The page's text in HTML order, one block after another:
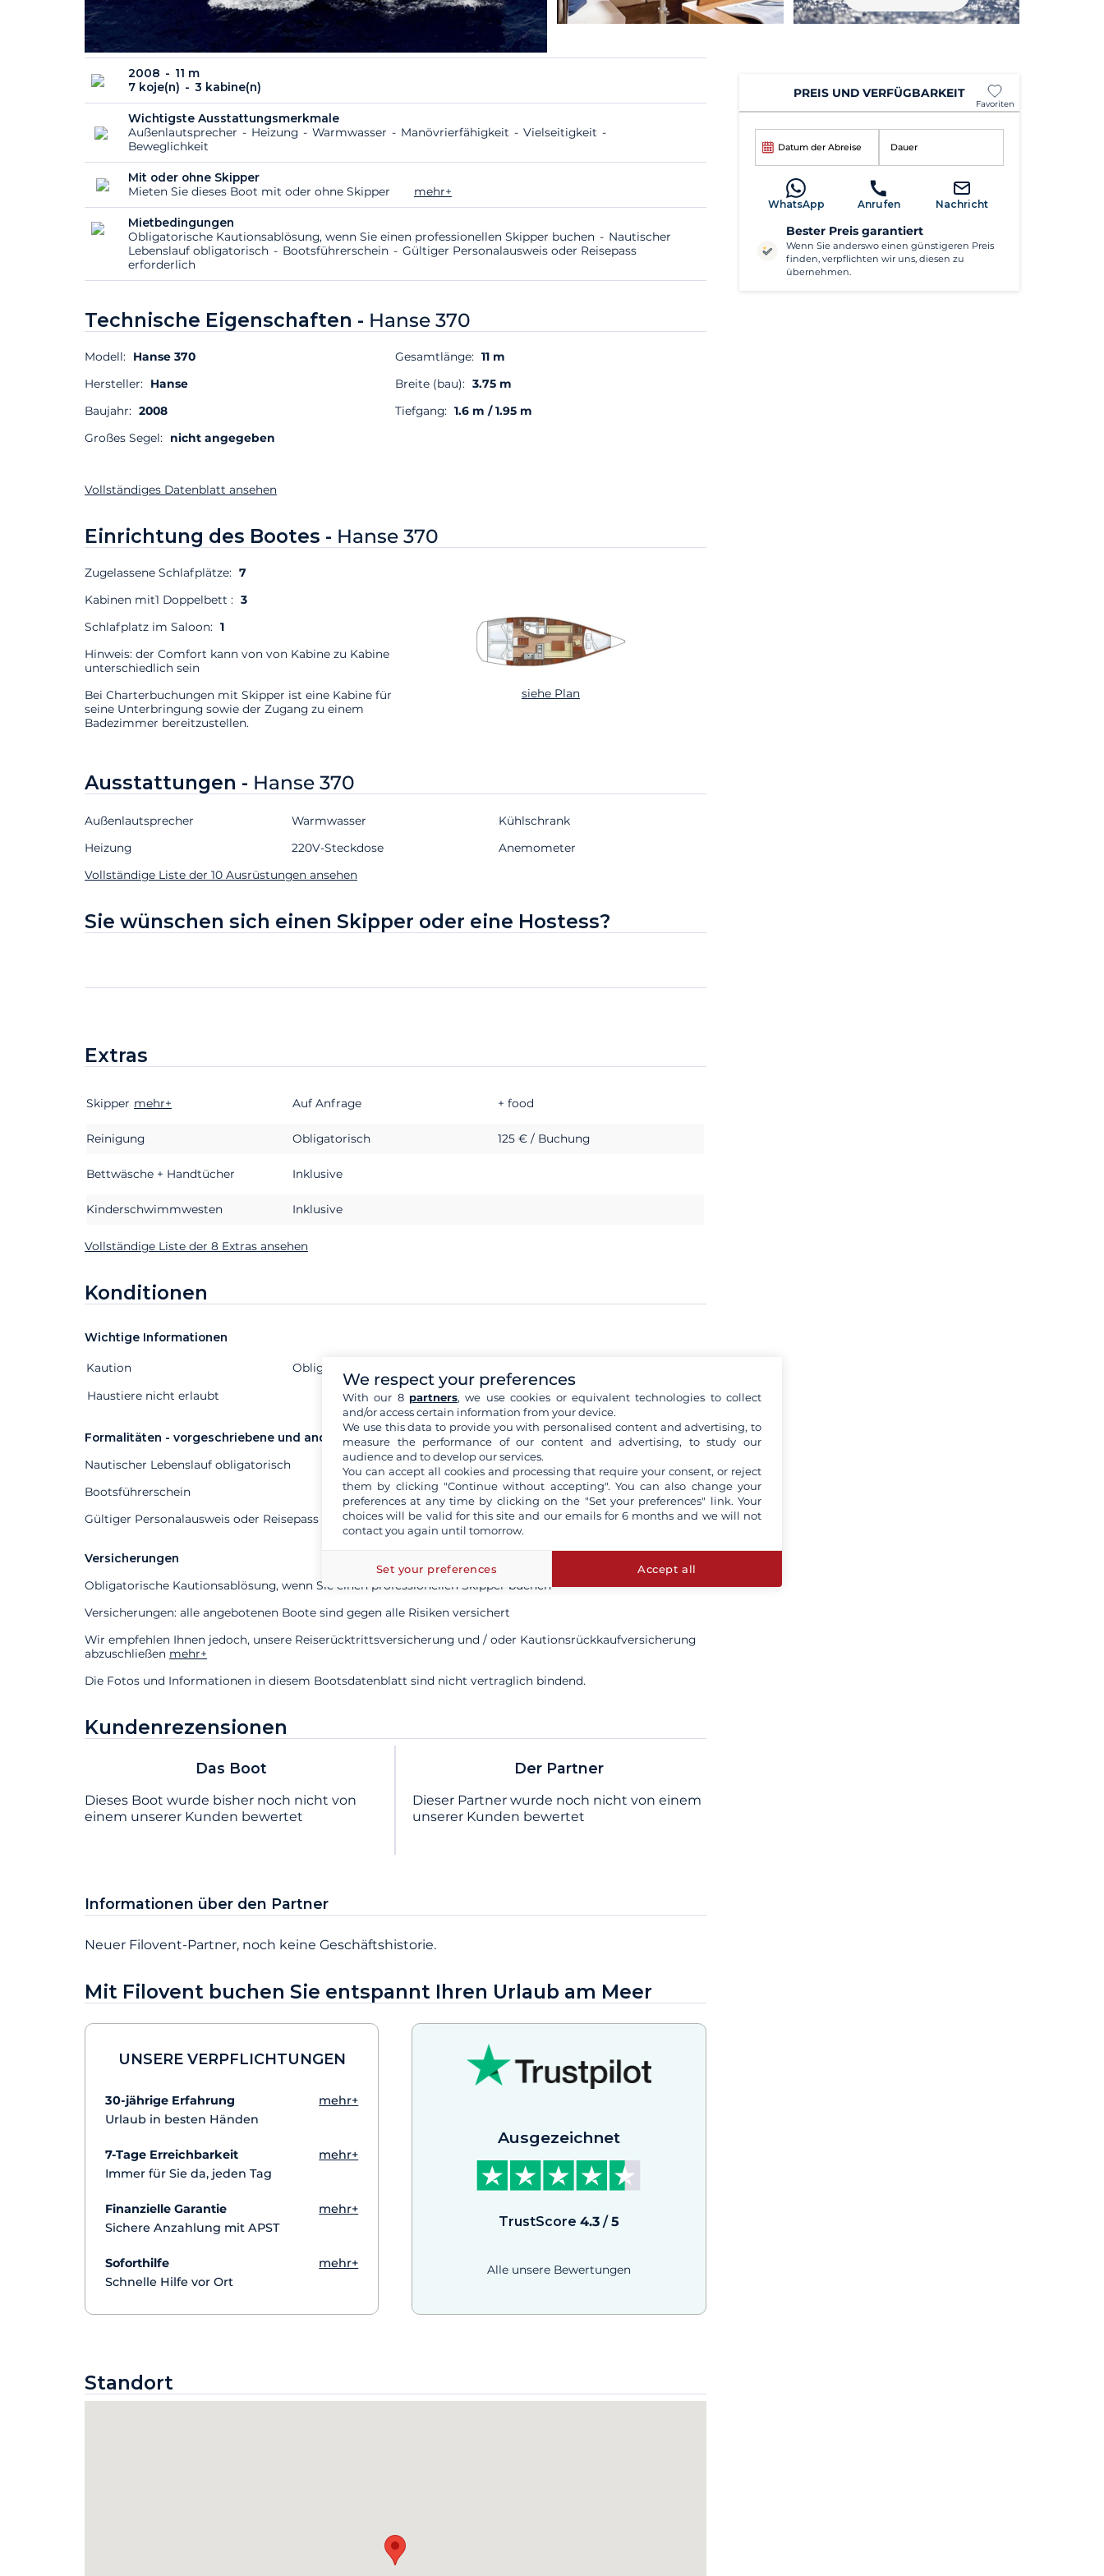
2008
11 m
7 koje(n)
3 kabine(n)
Wichtigste Ausstattungsmerkmale
Außenlautsprecher
Heizung Warmwasser Manövrierfähigkeit
Vielseitigkeit
Beweglichkeit
Mit oder ohne Skipper
Mieten Sie dieses Boot mit oder ohne Skipper
mehr+
Mietbedingungen
Obligatorische Kautionsablösung, wenn Sie einen professionellen Skipper buchen
Nautischer
Lebenslauf obligatorisch
Bootsführerschein
Gültiger Personalausweis oder Reisepass
erforderlich
Technische Eigenschaften - Hanse 370
Modell: Hanse 370
Hersteller: Hanse
Baujahr: 2008
Großes Segel: nicht angegeben
Gesamtlänge: 11 m
Breite (bau): 3.75 m
Tiefgang: 1.6 m / 1.95 m
Vollständiges Datenblatt ansehen
Einrichtung des Bootes - Hanse 370
Zugelassene Schlafplätze: 7
Kabinen mit1 Doppelbett : 3
Schlafplatz im Saloon: 1
Hinweis: der Comfort kann von von Kabine zu Kabine
unterschiedlich sein
Bei Charterbuchungen mit Skipper ist eine Kabine für
seine Unterbringung sowie der Zugang zu einem
Badezimmer bereitzustellen.
siehe Plan
Ausstattungen - Hanse 370
Außenlautsprecher
Heizung
Warmwasser
220V-Steckdose
Kühlschrank
Anemometer
Vollständige Liste der 10 Ausrüstungen ansehen
Sie wünschen sich einen Skipper oder eine Hostess?
Extras
Extras Status Preis
Skipper mehr+ Auf Anfrage + food
Reinigung Obligatorisch 125 € / Buchung
Bettwäsche + Handtücher Inklusive
Kinderschwimmwesten Inklusive
Vollständige Liste der 8 Extras ansehen
Konditionen
Wichtige Informationen
Extras Status
Kaution Obligatorisch
Haustiere nicht erlaubt
Formalitäten - vorgeschriebene und andere Dokumente
Nautischer Lebenslauf obligatorisch
Bootsführerschein
Gültiger Personalausweis oder Reisepass erforderlich
Versicherungen
Obligatorische Kautionsablösung, wenn Sie einen professionellen Skipper buchen
Versicherungen: alle angebotenen Boote sind gegen alle Risiken versichert
Wir empfehlen Ihnen jedoch, unsere Reiserücktrittsversicherung und / oder Kautionsrückkaufversicherung
abzuschließen mehr+
Die Fotos und Informationen in diesem Bootsdatenblatt sind nicht vertraglich bindend.
Kundenrezensionen
Das Boot
Dieses Boot wurde bisher noch nicht von
einem unserer Kunden bewertet
Der Partner
Dieser Partner wurde noch nicht von einem
unserer Kunden bewertet
Informationen über den Partner
Neuer Filovent-Partner, noch keine Geschäftshistorie.
Mit Filovent buchen Sie entspannt Ihren Urlaub am Meer
UNSERE VERPFLICHTUNGEN
30-jährige Erfahrung
mehr+
Urlaub in besten Händen
7-Tage Erreichbarkeit
mehr+
Immer für Sie da, jeden Tag
Finanzielle Garantie
mehr+
Sichere Anzahlung mit APST
Soforthilfe
mehr+
Schnelle Hilfe vor Ort
Ausgezeichnet
TrustScore 4.3/ 5
Alle unsere Bewertungen
Standort
PREIS UND VERFÜGBARKEIT
Favoriten
Datum der Abreise Dauer
WhatsApp Anrufen Nachricht
Bester Preis garantiert
Wenn Sie anderswo einen günstigeren Preis
finden, verpflichten wir uns, diesen zu
übernehmen.
We respect your preferences
With our 8 partners, we use cookies or equivalent technologies to collect
and/or access certain information from your device.
We use this data to provide you with personalised content and advertising, to
measure the performance of our content and advertising, to study our
audience and to develop our services.
You can accept all cookies and processing that require your consent, or reject
them by clicking "Continue without accepting". You can also change your
preferences at any time by clicking on the "Set your preferences" link. Your
choices will be valid for this site and our emails for 6 months and we will not
contact you again until tomorrow.
Set your preferences Accept all